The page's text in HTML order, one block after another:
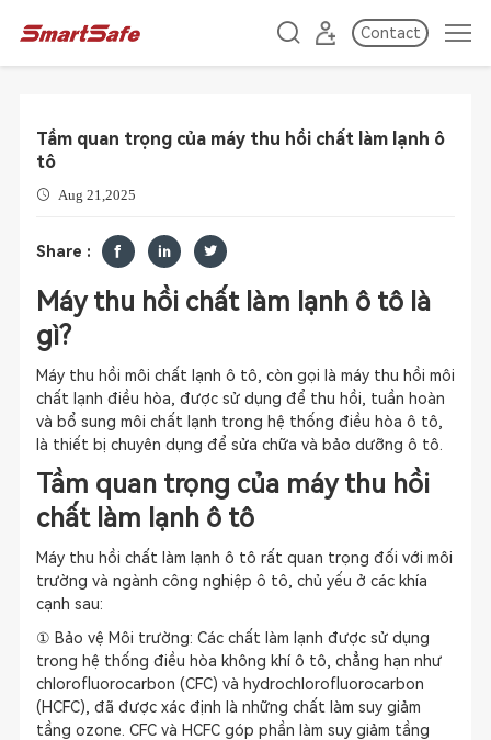
Contact
Tầm quan trọng của máy thu hồi chất làm lạnh ô
tô
Aug 21,2025
Share :
Máy thu hồi chất làm lạnh ô tô là
gì?
Máy thu hồi môi chất lạnh ô tô, còn gọi là máy thu hồi môi
chất lạnh điều hòa, được sử dụng để thu hồi, tuần hoàn
và bổ sung môi chất lạnh trong hệ thống điều hòa ô tô,
là thiết bị chuyên dụng để sửa chữa và bảo dưỡng ô tô.
Tầm quan trọng của máy thu hồi
chất làm lạnh ô tô
Máy thu hồi chất làm lạnh ô tô rất quan trọng đối với môi
trường và ngành công nghiệp ô tô, chủ yếu ở các khía
cạnh sau:
① Bảo vệ Môi trường: Các chất làm lạnh được sử dụng
trong hệ thống điều hòa không khí ô tô, chẳng hạn như
chlorofluorocarbon (CFC) và hydrochlorofluorocarbon
(HCFC), đã được xác định là những chất làm suy giảm
tầng ozone. CFC và HCFC góp phần làm suy giảm tầng